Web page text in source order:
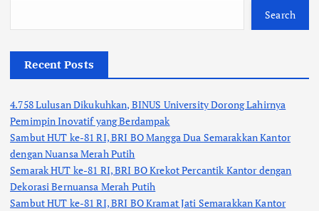
Search
Recent Posts
4.758 Lulusan Dikukuhkan, BINUS University Dorong Lahirnya
Pemimpin Inovatif yang Berdampak
Sambut HUT ke-81 RI, BRI BO Mangga Dua Semarakkan Kantor
dengan Nuansa Merah Putih
Semarak HUT ke-81 RI, BRI BO Krekot Percantik Kantor dengan
Dekorasi Bernuansa Merah Putih
Sambut HUT ke-81 RI, BRI BO Kramat Jati Semarakkan Kantor